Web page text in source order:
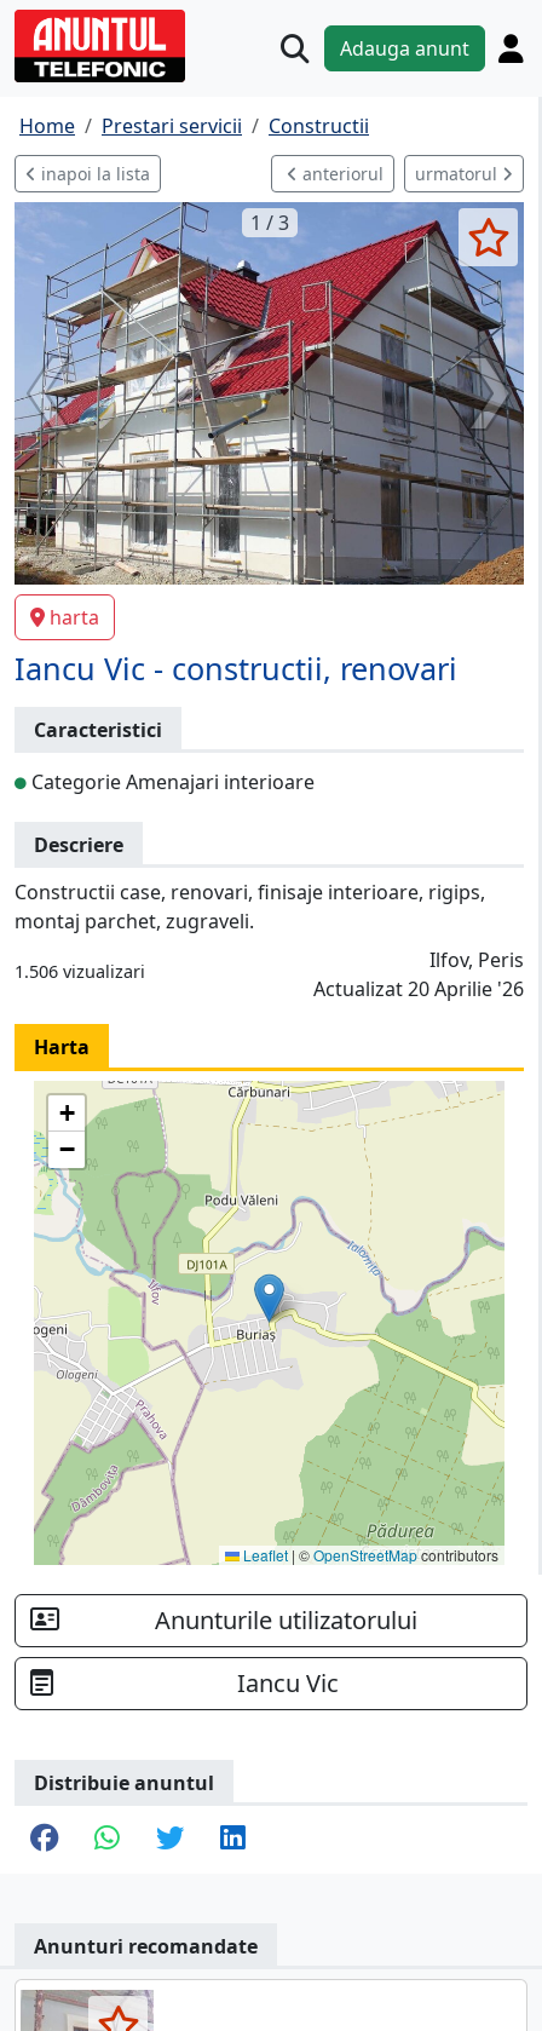
Adauga anunt
Home Prestari servicii Constructii
inapoi la lista anteriorul urmatorul
1 / 3
harta
Iancu Vic - constructii, renovari
Caracteristici
Categorie Amenajari interioare
Descriere
Constructii case, renovari, finisaje interioare, rigips,
montaj parchet, zugraveli.
1.506 vizualizari
Ilfov, Peris
Actualizat 20 Aprilie '26
Harta
+
−
Leaflet | ©OpenStreetMapcontributors
Anunturile utilizatorului
Iancu Vic
Distribuie anuntul
Anunturi recomandate